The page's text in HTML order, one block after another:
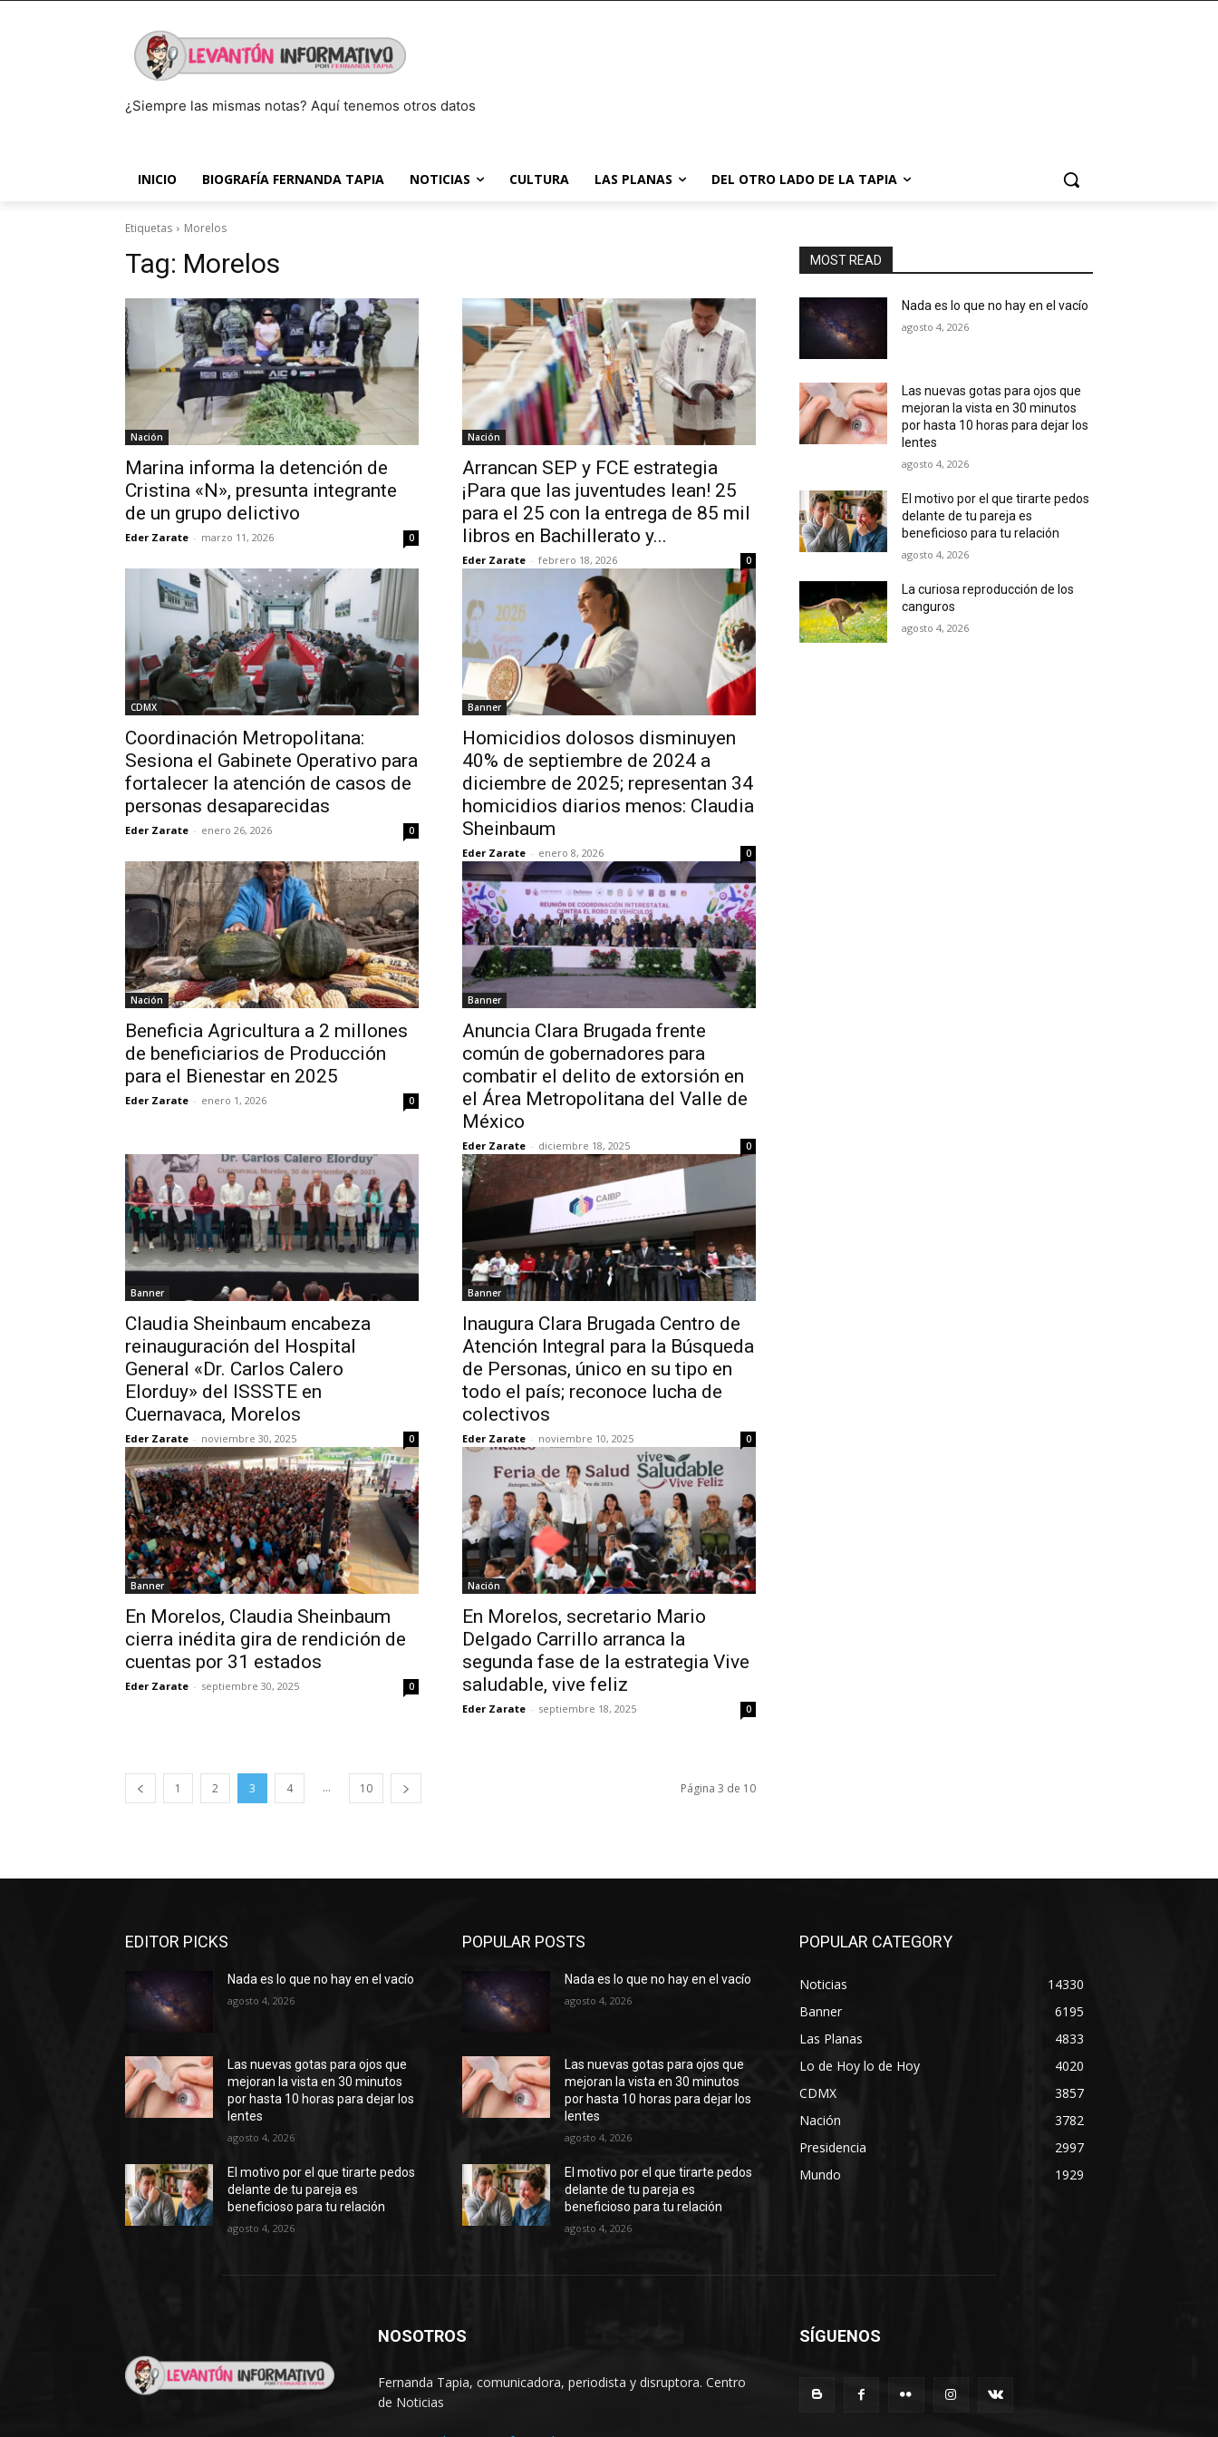
¿Siempre las mismas notas? Aquí tenemos otros datos
INICIO BIOGRAFÍA FERNANDA TAPIA NOTICIAS CULTURA LAS PLANAS DEL OTRO LADO DE LA TAPIA
Etiquetas Morelos
Tag: Morelos
Nación
Marina informa la detención de
Cristina «N», presunta integrante
de un grupo delictivo
Eder Zarate - marzo 11, 2026 0
Nación
Arrancan SEP y FCE estrategia
¡Para que las juventudes lean! 25
para el 25 con la entrega de 85 mil
libros en Bachillerato y...
Eder Zarate - febrero 18, 2026 0
CDMX
Coordinación Metropolitana:
Sesiona el Gabinete Operativo para
fortalecer la atención de casos de
personas desaparecidas
Eder Zarate - enero 26, 2026 0
Banner
Homicidios dolosos disminuyen
40% de septiembre de 2024 a
diciembre de 2025; representan 34
homicidios diarios menos: Claudia
Sheinbaum
Eder Zarate - enero 8, 2026 0
Nación
Beneficia Agricultura a 2 millones
de beneficiarios de Producción
para el Bienestar en 2025
Eder Zarate - enero 1, 2026 0
Banner
Anuncia Clara Brugada frente
común de gobernadores para
combatir el delito de extorsión en
el Área Metropolitana del Valle de
México
Eder Zarate - diciembre 18, 2025 0
Banner
Claudia Sheinbaum encabeza
reinauguración del Hospital
General «Dr. Carlos Calero
Elorduy» del ISSSTE en
Cuernavaca, Morelos
Eder Zarate - noviembre 30, 2025 0
Banner
Inaugura Clara Brugada Centro de
Atención Integral para la Búsqueda
de Personas, único en su tipo en
todo el país; reconoce lucha de
colectivos
Eder Zarate - noviembre 10, 2025 0
Banner
En Morelos, Claudia Sheinbaum
cierra inédita gira de rendición de
cuentas por 31 estados
Eder Zarate - septiembre 30, 2025 0
Nación
En Morelos, secretario Mario
Delgado Carrillo arranca la
segunda fase de la estrategia Vive
saludable, vive feliz
Eder Zarate - septiembre 18, 2025 0
1 2 3 4 ... 10 Página 3 de 10
MOST READ
Nada es lo que no hay en el vacío
agosto 4, 2026
Las nuevas gotas para ojos que
mejoran la vista en 30 minutos
por hasta 10 horas para dejar los
lentes
agosto 4, 2026
El motivo por el que tirarte pedos
delante de tu pareja es
beneficioso para tu relación
agosto 4, 2026
La curiosa reproducción de los
canguros
agosto 4, 2026
EDITOR PICKS
Nada es lo que no hay en el vacío
agosto 4, 2026
Las nuevas gotas para ojos que
mejoran la vista en 30 minutos
por hasta 10 horas para dejar los
lentes
agosto 4, 2026
El motivo por el que tirarte pedos
delante de tu pareja es
beneficioso para tu relación
agosto 4, 2026
POPULAR POSTS
Nada es lo que no hay en el vacío
agosto 4, 2026
Las nuevas gotas para ojos que
mejoran la vista en 30 minutos
por hasta 10 horas para dejar los
lentes
agosto 4, 2026
El motivo por el que tirarte pedos
delante de tu pareja es
beneficioso para tu relación
agosto 4, 2026
POPULAR CATEGORY
Noticias
14330
Banner
6195
Las Planas
4833
Lo de Hoy lo de Hoy
4020
CDMX
3857
Nación
3782
Presidencia
2997
Mundo
1929
NOSOTROS
Fernanda Tapia, comunicadora, periodista y disruptora. Centro
de Noticias
SÍGUENOS